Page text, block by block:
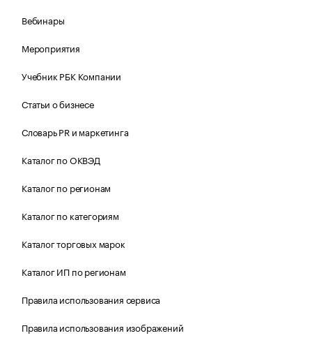
Вебинары
Мероприятия
Учебник РБК Компании
Статьи о бизнесе
Словарь PR и маркетинга
Каталог по ОКВЭД
Каталог по регионам
Каталог по категориям
Каталог торговых марок
Каталог ИП по регионам
Правила использования сервиса
Правила использования изображений